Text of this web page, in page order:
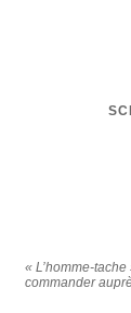
« L’homme-
commander